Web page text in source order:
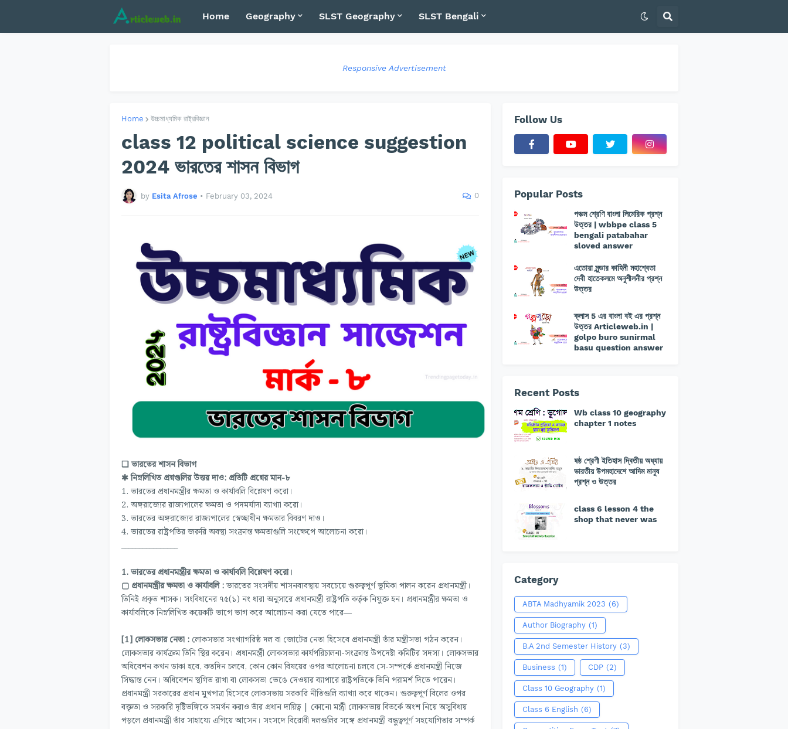
Home Geography SLST Geography SLST Bengali
Responsive Advertisement
Home উচ্চমাধ্যমিক রাষ্ট্রবিজ্ঞান
class 12 political science suggestion
2024 ভারতের শাসন বিভাগ
by Esita Afrose • February 03, 2024 0
❏ ভারতের শাসন বিভাগ
✱ নিম্নলিখিত প্রশ্নগুলির উত্তর দাও: প্রতিটি প্রশ্নের মান-৮
1. ভারতের প্রধানমন্ত্রীর ক্ষমতা ও কার্যাবলি বিশ্লেষণ করো।
2. অঙ্গরাজ্যের রাজ্যপালের ক্ষমতা ও পদমর্যাদা ব্যাখ্যা করো।
3. ভারতের অঙ্গরাজ্যের রাজ্যপালের স্বেচ্ছাধীন ক্ষমতার বিবরণ দাও।
4. ভারতের রাষ্ট্রপতির জরুরি অবস্থা সংক্রান্ত ক্ষমতাগুলি সংক্ষেপে আলোচনা করো।
________________
1. ভারতের প্রধানমন্ত্রীর ক্ষমতা ও কার্যাবলি বিশ্লেষণ করো।
▢ প্রধানমন্ত্রীর ক্ষমতা ও কার্যাবলি :ভারতের সংসদীয় শাসনব্যবস্থায় সবচেয়ে গুরুত্বপূর্ণ ভূমিকা পালন করেন প্রধানমন্ত্রী।
তিনিই প্রকৃত শাসক। সংবিধানের ৭৫(১) নং ধারা অনুসারে প্রধানমন্ত্রী রাষ্ট্রপতি কর্তৃক নিযুক্ত হন। প্রধানমন্ত্রীর ক্ষমতা ও
কার্যাবলিকে নিম্নলিখিত কয়েকটি ভাগে ভাগ করে আলোচনা করা যেতে পারে—
[1] লোকসভার নেতা : লোকসভার সংখ্যাগরিষ্ঠ দল বা জোটের নেতা হিসেবে প্রধানমন্ত্রী তাঁর মন্ত্রীসভা গঠন করেন।
লোকসভার কার্যক্রম তিনি স্থির করেন। প্রধানমন্ত্রী লোকসভার কার্যপরিচালনা-সংক্রান্ত উপদেষ্টা কমিটির সদস্য। লোকসভার
অধিবেশন কখন ডাকা হবে, কতদিন চলবে, কোন কোন বিষয়ের ওপর আলোচনা চলবে সে-সম্পর্কে প্রধানমন্ত্রী নিজে
সিদ্ধান্ত নেন। অধিবেশন স্থগিত রাখা বা লোকসভা ভেঙে দেওয়ার ব্যাপারে রাষ্ট্রপতিকে তিনি পরামর্শ দিতে পারেন।
প্রধানমন্ত্রী সরকারের প্রধান মুখপাত্র হিসেবে লোকসভায় সরকারি নীতিগুলি ব্যাখ্যা করে থাকেন। গুরুত্বপূর্ণ বিলের ওপর
বক্তৃতা ও সরকারি দৃষ্টিভঙ্গিকে সমর্থন করাও তাঁর প্রধান দায়িত্ব | কোনো মন্ত্ৰী লোকসভায় বিতর্কে অংশ নিয়ে অসুবিধায়
পড়লে প্রধানমন্ত্রী তাঁর সাহায্যে এগিয়ে আসেন। সংসদে বিরোধী দলগুলির সঙ্গে প্রধানমন্ত্রী বন্ধুত্বপূর্ণ সহযোগিতার সম্পর্ক
Follow Us
Popular Posts
পঞ্চম শ্রেণি বাংলা লিমেরিক প্রশ্ন
উত্তর | wbbpe class 5
bengali patabahar
sloved answer
এতোয়া মুন্ডার কাহিনী মহাশ্বেতা
দেবী হাতেকলমে অনুশীলনীর প্রশ্ন
উত্তর
ক্লাস 5 এর বাংলা বই এর প্রশ্ন
উত্তর Articleweb.in |
golpo buro sunirmal
basu question answer
Recent Posts
Wb class 10 geography
chapter 1 notes
ষষ্ঠ শ্রেণী ইতিহাস দ্বিতীয় অধ্যায়
ভারতীয় উপমহাদেশে আদিম মানুষ
প্রশ্ন ও উত্তর
class 6 lesson 4 the
shop that never was
Category
ABTA Madhyamik 2023 (6)
Author Biography (1)
B.A 2nd Semester History (3)
Business (1) CDP (2)
Class 10 Geography (1)
Class 6 English (6)